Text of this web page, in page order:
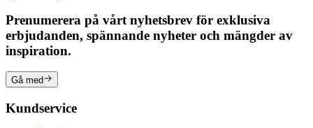
Prenumerera på vårt nyhetsbrev för exklusiva
erbjudanden, spännande nyheter och mängder av
inspiration.
Gå med
Kundservice